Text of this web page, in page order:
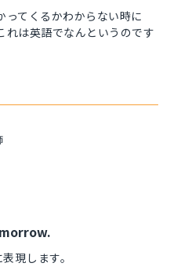
ってくるかわからない時に
れは英語でなんというのです
現します。